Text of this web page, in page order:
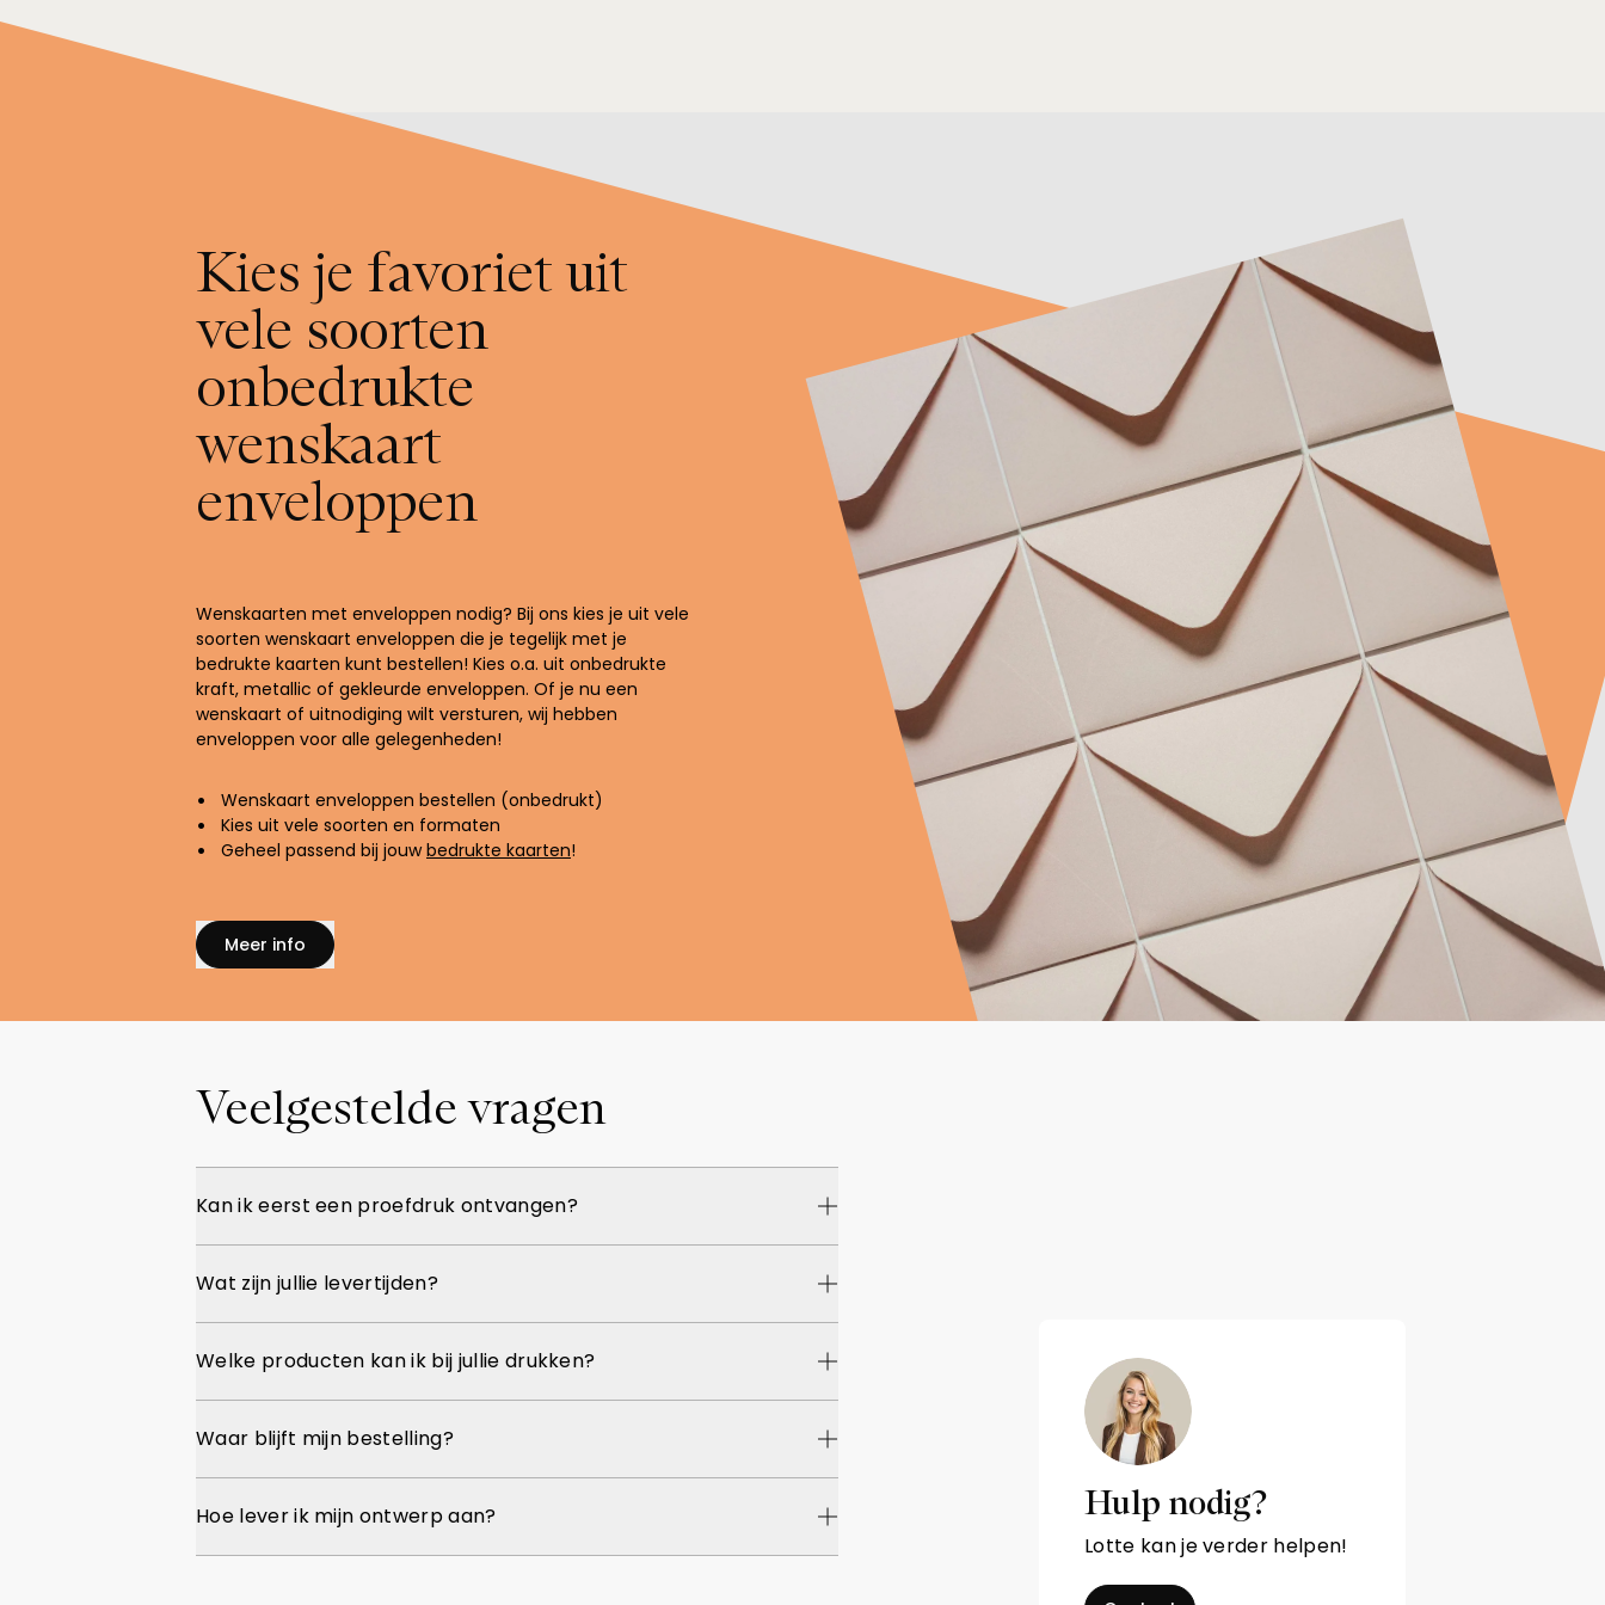
Kies je favoriet uit
vele soorten
onbedrukte
wenskaart
enveloppen
Wenskaarten met enveloppen nodig? Bij ons kies je uit vele
soorten wenskaart enveloppen die je tegelijk met je
bedrukte kaarten kunt bestellen! Kies o.a. uit onbedrukte
kraft, metallic of gekleurde enveloppen. Of je nu een
wenskaart of uitnodiging wilt versturen, wij hebben
enveloppen voor alle gelegenheden!
Wenskaart enveloppen bestellen (onbedrukt)
Kies uit vele soorten en formaten
Geheel passend bij jouwbedrukte kaarten!
Meer info
Veelgestelde vragen
Kan ik eerst een proefdruk ontvangen?
Wat zijn jullie levertijden?
Welke producten kan ik bij jullie drukken?
Waar blijft mijn bestelling?
Hoe lever ik mijn ontwerp aan? Hulp nodig?
Lotte kan je verder helpen!